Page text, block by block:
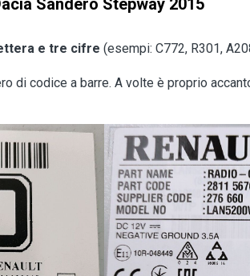
Sandero Stepway 2015
e tre cifre (esempi: C772, R301,
di codice a barre. A volte è proprio